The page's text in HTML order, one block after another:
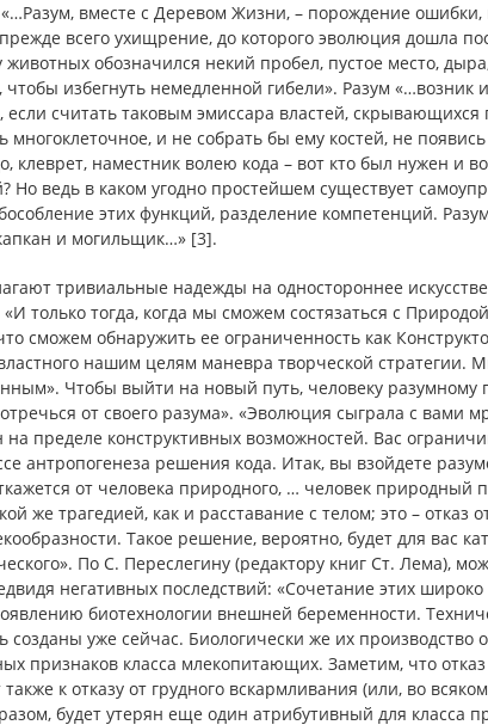
«…Разум, вместе с Деревом Жизни, – порождение
всего ухищрение, до которого эволюция дошла
животных обозначился некий пробел, пустое место,
избегнуть немедленной гибели». Разум «…возник
если считать таковым эмиссара властей,
многоклеточное, и не собрать бы ему костей, не
наместник волею кода – вот кто был нужен и
Но ведь в каком угодно простейшем существует
этих функций, разделение компетенций.
и могильщик…» [3].
тривиальные надежды на одностороннее
только тогда, когда мы сможем состязаться с
сможем обнаружить ее ограниченность как
нашим целям маневра творческой
Чтобы выйти на новый путь, человеку разумному
от своего разума». «Эволюция сыграла с вами
пределе конструктивных возможностей. Вас
антропогенеза решения кода. Итак, вы взойдете
от человека природного, … человек природный
же трагедией, как и расставание с телом; это – отказ
Такое решение, вероятно, будет для вас
По С. Переслегину (редактору книг Ст. Лема),
негативных последствий: «Сочетание этих
биотехнологии внешней беременности.
уже сейчас. Биологически же их производство
признаков класса млекопитающих. Заметим, что
к отказу от грудного вскармливания (или, во
будет утерян еще один атрибутивный для класса